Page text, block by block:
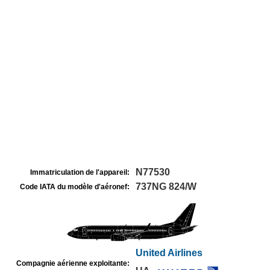
Immatriculation de l'appareil: N77530
Code IATA du modèle d'aéronef: 737NG 824/W
Compagnie aérienne exploitante:
United Airlines